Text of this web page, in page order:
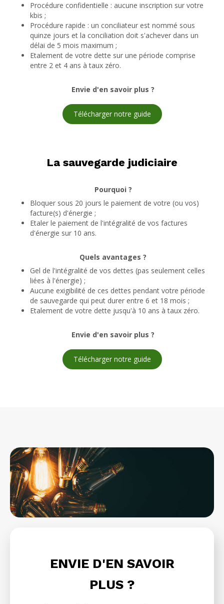
Procédure confidentielle : aucune inscription sur votre
kbis ;
Procédure rapide : un conciliateur est nommé sous
quinze jours et la conciliation doit s'achever dans un
délai de 5 mois maximum ;
Etalement de votre dette sur une période comprise
entre 2 et 4 ans à taux zéro.
Envie d'en savoir plus ?
Télécharger notre guide
La sauvegarde judiciaire
Pourquoi ?
Bloquer sous 20 jours le paiement de votre (ou vos)
facture(s) d'énergie ;
Etaler le paiement de l'intégralité de vos factures
d'énergie sur 10 ans.
Quels avantages ?
Gel de l'intégralité de vos dettes (pas seulement celles
liées à l'énergie) ;
Aucune exigibilité de ces dettes pendant votre période
de sauvegarde qui peut durer entre 6 et 18 mois ;
Etalement de votre dette jusqu'à 10 ans à taux zéro.
Envie d'en savoir plus ?
Télécharger notre guide
ENVIE D'EN SAVOIR
PLUS ?